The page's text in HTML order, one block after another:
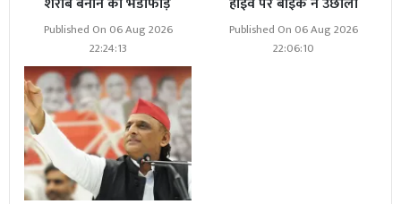
Published On 06 Aug 2026
22:24:13
Published On 06 Aug 2026
22:06:10